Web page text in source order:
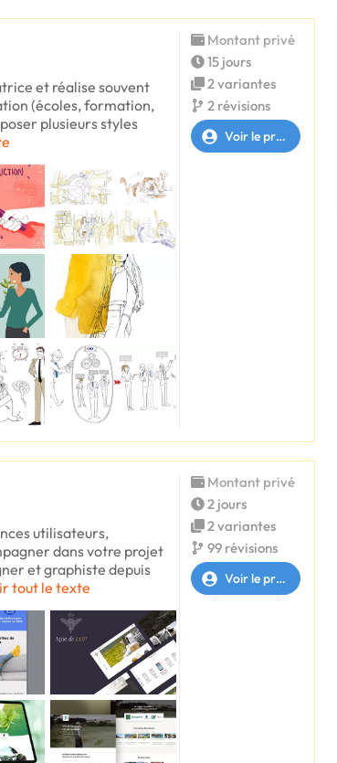
et réalise souvent
(écoles, formation,
plusieurs styles
Montant privé
15 jours
2 variantes
2 révisions
Voir le profil
utilisateurs,
dans votre projet
et graphiste depuis
tout le texte
Montant privé
2 jours
2 variantes
99 révisions
Voir le profil